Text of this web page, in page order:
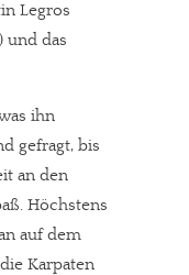
Legros
und das
ihn
gefragt, bis
an den
Höchstens
auf dem
Karpaten